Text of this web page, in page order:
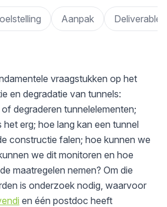
Aanpak Deliverables
vraagstukken op het
en degradatie van tunnels:
degraderen tunnelelementen;
het erg; hoe lang kan een tunnel
constructie falen; hoe kunnen we
we dit monitoren en hoe
maatregelen nemen? Om die
is onderzoek nodig, waarvoor
en één postdoc heeft